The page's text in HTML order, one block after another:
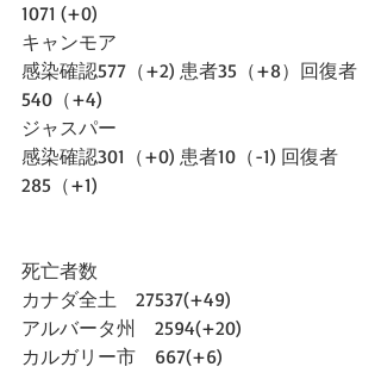
1071 (+0)
キャンモア
感染確認577（+2) 患者35（+8）回復者
540（+4)
ジャスパー
感染確認301（+0) 患者10（-1) 回復者
285（+1)
死亡者数
カナダ全土　27537(+49)
アルバータ州　2594(+20)
カルガリー市　667(+6)